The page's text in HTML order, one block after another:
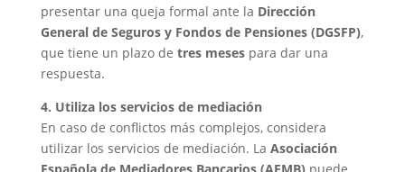
presentar una queja formal ante la Dirección
General de Seguros y Fondos de Pensiones (DGSFP),
que tiene un plazo de tres mesespara dar una
respuesta.
4. Utiliza los servicios de mediación
En caso de conflictos más complejos, considera
utilizar los servicios de mediación. La Asociación